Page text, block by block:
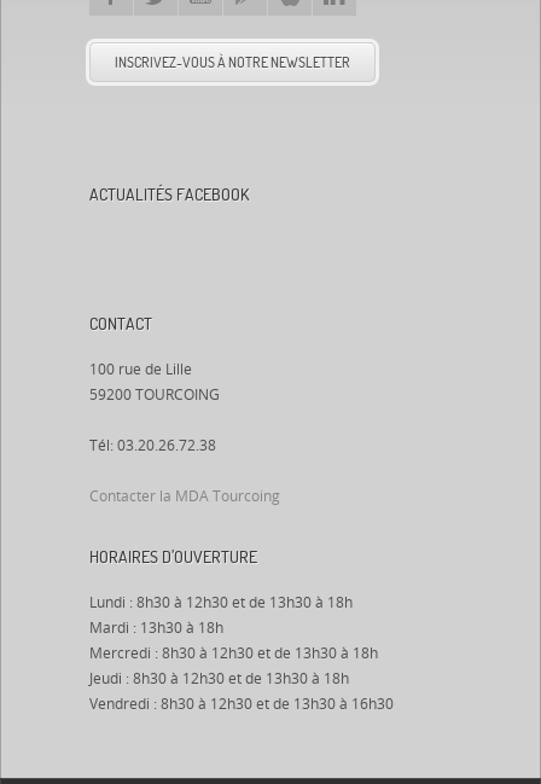
INSCRIVEZ-VOUS À NOTRE NEWSLETTER
ACTUALITÉS FACEBOOK
CONTACT
100 rue de Lille
59200 TOURCOING
Tél: 03.20.26.72.38
Contacter la MDA Tourcoing
HORAIRES D’OUVERTURE
Lundi : 8h30 à 12h30 et de 13h30 à 18h
Mardi : 13h30 à 18h
Mercredi : 8h30 à 12h30 et de 13h30 à 18h
Jeudi : 8h30 à 12h30 et de 13h30 à 18h
Vendredi : 8h30 à 12h30 et de 13h30 à 16h30